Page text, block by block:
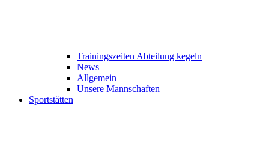
Trainingszeiten Abteilung kegeln
News
Allgemein
Unsere Mannschaften
Sportstätten